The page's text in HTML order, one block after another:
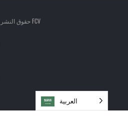
حقوق النشر © 2026 أكاديمية كرة القدم الدولية FCV
العربية‏